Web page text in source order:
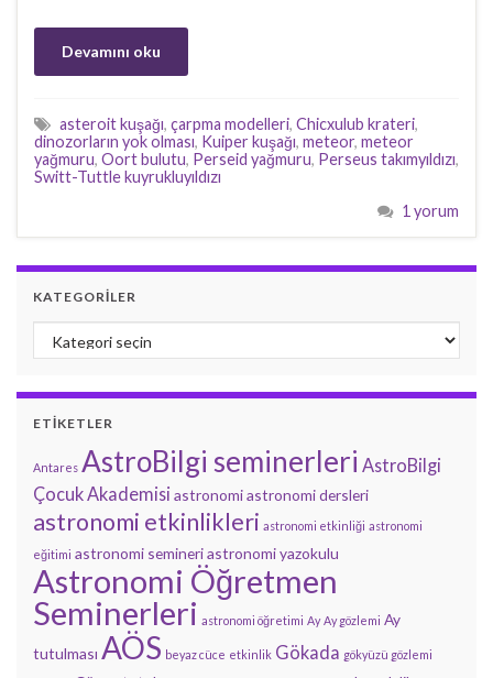
Devamını oku
asteroit kuşağı, çarpma modelleri, Chicxulub krateri,
dinozorların yok olması, Kuiper kuşağı, meteor, meteor
yağmuru, Oort bulutu, Perseid yağmuru, Perseus takımyıldızı,
Switt-Tuttle kuyrukluyıldızı
1 yorum
KATEGORILER
Kategoriler
ETIKETLER
Antares AstroBilgi seminerleri AstroBilgi
Çocuk Akademisi astronomiastronomi dersleri
astronomi etkinlikleri astronomi etkinliği astronomi
eğitimi astronomi semineriastronomi yazokulu
Astronomi Öğretmen
Seminerleri astronomi öğretimi Ay Ay gözlemi Ay
tutulması AÖS beyaz cüce etkinlik Gökada gökyüzü gözlemi